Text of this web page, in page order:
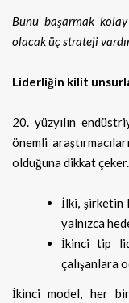
Bunu başarmak
olacak üç strateji
Liderliğin kilit
20. yüzyılın
önemli
olduğuna dikkat çeker.
İlki, şirketin
yalnızca
İkinci tip
çalışanlara
İkinci model, her